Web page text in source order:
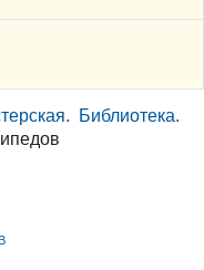
Библиотека.